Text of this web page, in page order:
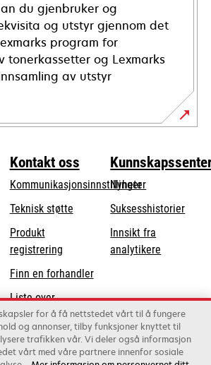
du gjenbruker og
og utstyr gjennom det
program for
tonerkassetter og Lexmarks
av utstyr
Kontakt oss
Kommunikasjonsinnstillinger
Teknisk støtteopens
tab
Produkt
registrering
Finn en forhandler
Liste over
grossister
Nyheter
Suksesshistorier
Innsikt fra
analytikere
Inc., et Xerox-selskap
for å få nettstedet vårt til å fungere
og annonser, tilby funksjoner knyttet til
trafikken vår. Vi deler også informasjon
vårt med våre partnere innenfor sosiale